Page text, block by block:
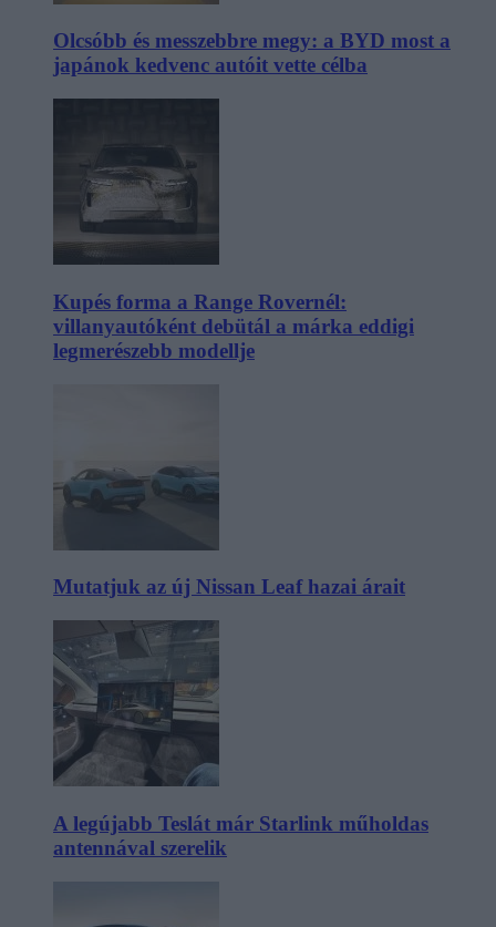
Olcsóbb és messzebbre megy: a BYD most a
japánok kedvenc autóit vette célba
Kupés forma a Range Rovernél:
villanyautóként debütál a márka eddigi
legmerészebb modellje
Mutatjuk az új Nissan Leaf hazai árait
A legújabb Teslát már Starlink műholdas
antennával szerelik